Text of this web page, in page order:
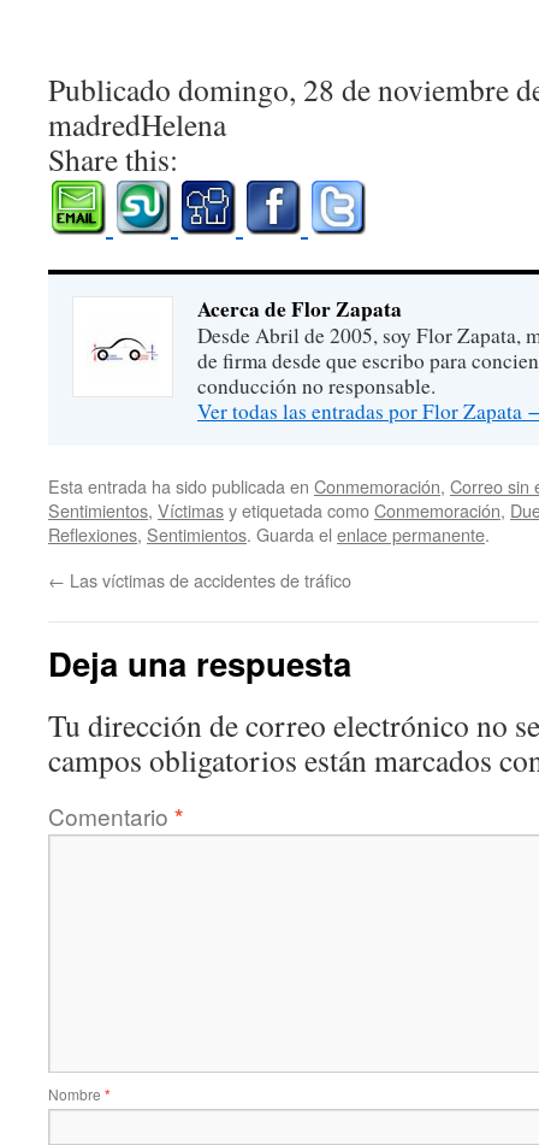
Publicado domingo, 28 de noviembre
madredHelena
Share this:
Acerca de Flor Zapata
Desde Abril de 2005, soy Flor Zapata,
de firma desde que escribo para
conducción no responsable.
Ver todas las entradas por Flor Zapata
Esta entrada ha sido publicada en Conmemoración, Correo sin
Sentimientos, Víctimasy etiquetada comoConmemoración,
Reflexiones, Sentimientos. Guarda el enlace permanente.
← Las víctimas de accidentes de tráfico
Deja una respuesta
Tu dirección de correo electrónico no
campos obligatorios están marcados
Comentario *
Nombre *